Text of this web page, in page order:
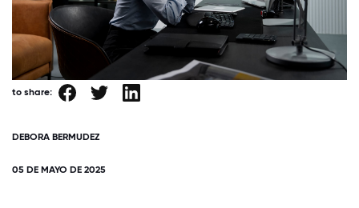
to share:
DEBORA BERMUDEZ
05 DE MAYO DE 2025